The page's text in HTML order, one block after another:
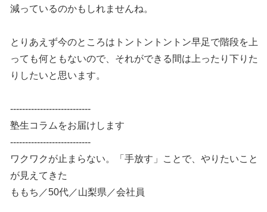
減っているのかもしれませんね。
とりあえず今のところはトントントントン早足で階段を上
っても何ともないので、それができる間は上ったり下りた
りしたいと思います。
---------------------------
塾生コラムをお届けします
---------------------------
ワクワクが止まらない。「手放す」ことで、やりたいこと
が見えてきた
ももち／50代／山梨県／会社員